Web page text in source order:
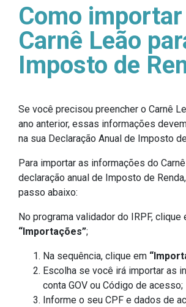
Como
Carnê Leão
Imposto de
Se você precisou preencher o Carnê
ano anterior, essas informações
na sua Declaração Anual de Imposto
Para importar as informações do
declaração anual de Imposto de
passo abaixo:
No programa validador do IRPF, clique
“Importações”;
Na sequência, clique em
Escolha se você irá importar as
conta GOV ou Código de acesso;
Informe o seu CPF e dados de